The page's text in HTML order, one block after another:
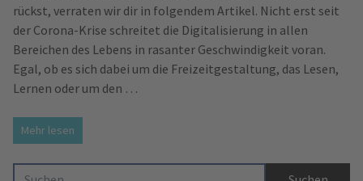
rückst, verraten wir dir in folgendem Artikel. Nicht erst seit
der Corona-Krise schreitet die Digitalisierung in allen
Bereichen des Lebens in rasanter Geschwindigkeit voran.
Egal, ob es sich dabei um die Freizeitgestaltung, das Lesen,
Lernen oder um den …
Mehr lesen
Suche nach: